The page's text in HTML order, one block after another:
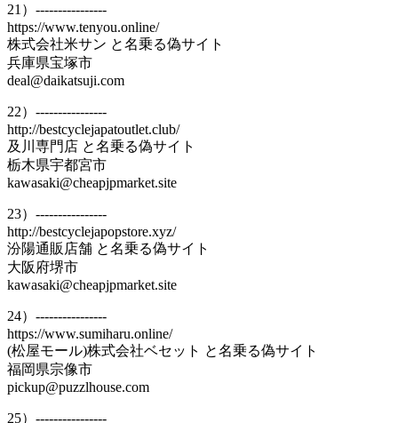
21）----------------
https://www.tenyou.online/
株式会社米サン と名乗る偽サイト
兵庫県宝塚市
deal@daikatsuji.com
22）----------------
http://bestcyclejapatoutlet.club/
及川専門店 と名乗る偽サイト
栃木県宇都宮市
kawasaki@cheapjpmarket.site
23）----------------
http://bestcyclejapopstore.xyz/
汾陽通販店舗 と名乗る偽サイト
大阪府堺市
kawasaki@cheapjpmarket.site
24）----------------
https://www.sumiharu.online/
(松屋モール)株式会社ベセット と名乗る偽サイト
福岡県宗像市
pickup@puzzlhouse.com
25）----------------